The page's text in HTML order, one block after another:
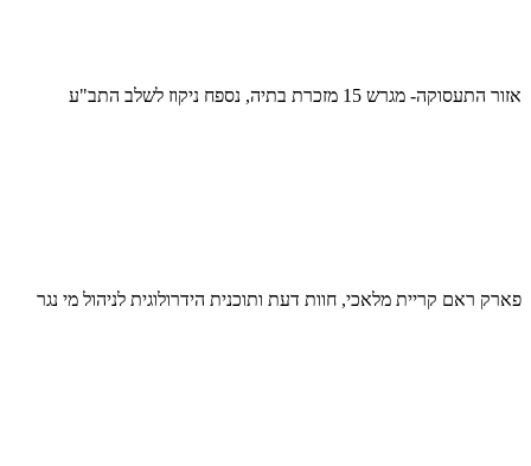
אזור התעסוקה- מגרש 15 מזכרת בתיה, נספח ניקוז לשלב התב"ע
פארק ראם קריית מלאכי, חוות דעת ותוכנית הידרולוגית לניהול מי נגר